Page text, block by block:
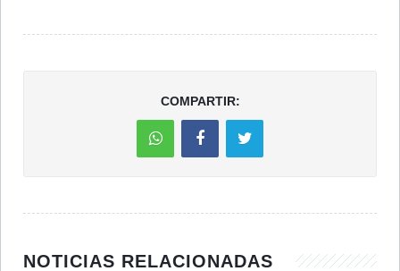
COMPARTIR:
NOTICIAS RELACIONADAS